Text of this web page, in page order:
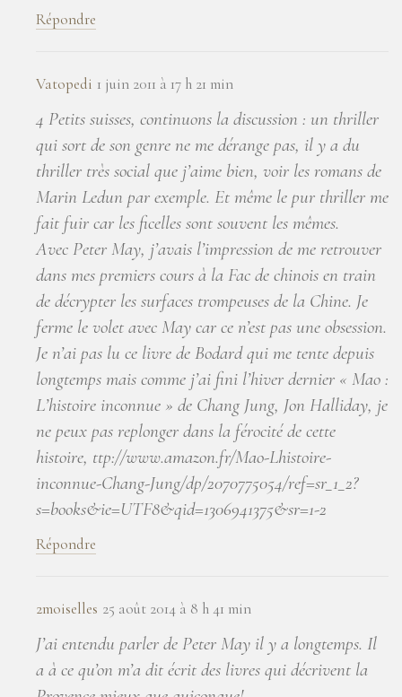
Répondre
Vatopedi 1 juin 2011 à 17 h 21 min
4 Petits suisses, continuons la discussion : un thriller
qui sort de son genre ne me dérange pas, il y a du
thriller très social que j’aime bien, voir les romans de
Marin Ledun par exemple. Et même le pur thriller me
fait fuir car les ficelles sont souvent les mêmes.
Avec Peter May, j’avais l’impression de me retrouver
dans mes premiers cours à la Fac de chinois en train
de décrypter les surfaces trompeuses de la Chine. Je
ferme le volet avec May car ce n’est pas une obsession.
Je n’ai pas lu ce livre de Bodard qui me tente depuis
longtemps mais comme j’ai fini l’hiver dernier « Mao :
L’histoire inconnue » de Chang Jung, Jon Halliday, je
ne peux pas replonger dans la férocité de cette
histoire, ttp://www.amazon.fr/Mao-Lhistoire-
inconnue-Chang-Jung/dp/2070775054/ref=sr_1_2?
s=books&ie=UTF8&qid=1306941375&sr=1-2
Répondre
2moiselles 25 août 2014 à 8 h 41 min
J’ai entendu parler de Peter May il y a longtemps. Il
a à ce qu’on m’a dit écrit des livres qui décrivent la